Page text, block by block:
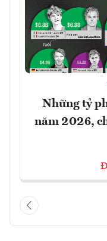
Những tỷ
năm 2026,